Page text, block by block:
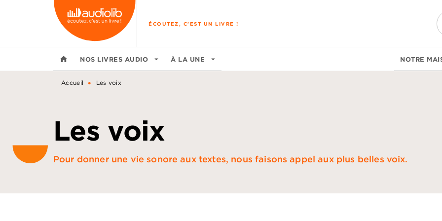
MENU RECHERCHE
ÉCOUTEZ, C'EST UN LIVRE !
home NOS LIVRES AUDIO arrow_drop_down À LA UNE arrow_drop_down NOTRE
Accueil • Les voix
Les voix
Pour donner une vie sonore aux textes, nous faisons appel aux plus belles voix.